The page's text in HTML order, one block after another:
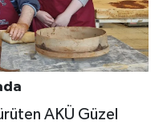
AKÜ Güzel